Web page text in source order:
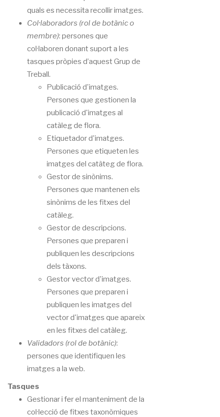
quals es necessita recollir imatges.
Col·laboradors (rol de botànic o
membre): persones que
col·laboren donant suport a les
tasques pròpies d’aquest Grup de
Treball.
Publicació d'imatges.
Persones que gestionen la
publicació d'imatges al
catàleg de flora.
Etiquetador d'imatges.
Persones que etiqueten les
imatges del catàteg de flora.
Gestor de sinònims.
Persones que mantenen els
sinònims de les fitxes del
catàleg.
Gestor de descripcions.
Persones que preparen i
publiquen les descripcions
dels tàxons.
Gestor vector d'imatges.
Persones que preparen i
publiquen les imatges del
vector d'imatges que apareix
en les fitxes del catàleg.
Validadors (rol de botànic):
persones que identifiquen les
imatges a la web.
Tasques
Gestionar i fer el manteniment de la
col·lecció de fitxes taxonòmiques